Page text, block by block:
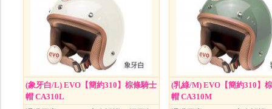
(象牙白/L) EVO【簡約310】棕條騎士
帽 CA310L
(乳綠/M) EVO【簡約310】
帽 CA310M